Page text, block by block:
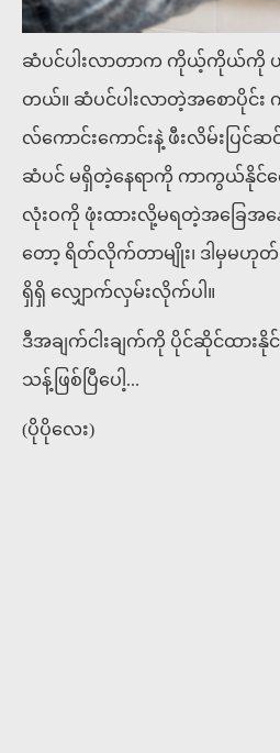
ဆံပင်ပါးလာတာက ကိုယ့်ကိုယ်ကို ယုံ
တယ်။ ဆံပင်ပါးလာတဲ့အစောပိုင်
လ်ကောင်းကောင်းနဲ့ ဖီးလိမ်းပြ
ဆံပင် မရှိတဲ့နေရာကို ကာကွယ်နိုင်က
လုံးဝကို ဖုံးထားလို့မရတဲ့အခြေအ
တော့ ရိတ်လိုက်တာမျိုး၊ ဒါမှမ
ရှိရှိ လျှောက်လှမ်းလိုက်ပါ။
ဒီအချက်ငါးချက်ကို ပိုင်ဆိုင်ထား
သန့်ဖြစ်ပြီပေါ့...
(ပိုပိုလေး)